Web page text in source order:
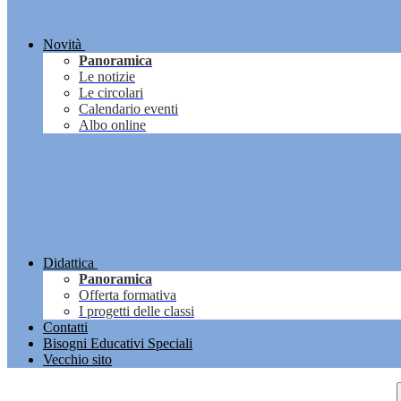
Novità
Panoramica
Le notizie
Le circolari
Calendario eventi
Albo online
Didattica
Panoramica
Offerta formativa
I progetti delle classi
Contatti
Bisogni Educativi Speciali
Vecchio sito